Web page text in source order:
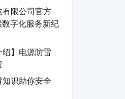
限公司官方
字化服务新纪
绍】电源防雷
识助你安全